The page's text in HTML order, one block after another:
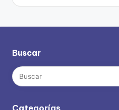
Buscar